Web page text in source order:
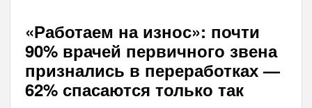
«Работаем на износ»: почти
90% врачей первичного звена
признались в переработках —
62% спасаются только так